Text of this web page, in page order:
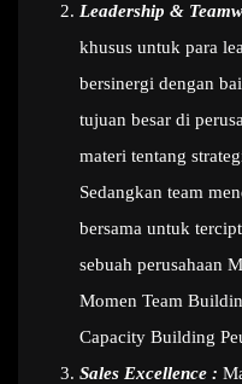
Leadership &
khusus untuk para
bersinergi dengan
tujuan besar di
materi tentang
Sedangkan team
bersama untuk
sebuah perusahaan
Momen Team
Capacity Building
Sales Excellence :